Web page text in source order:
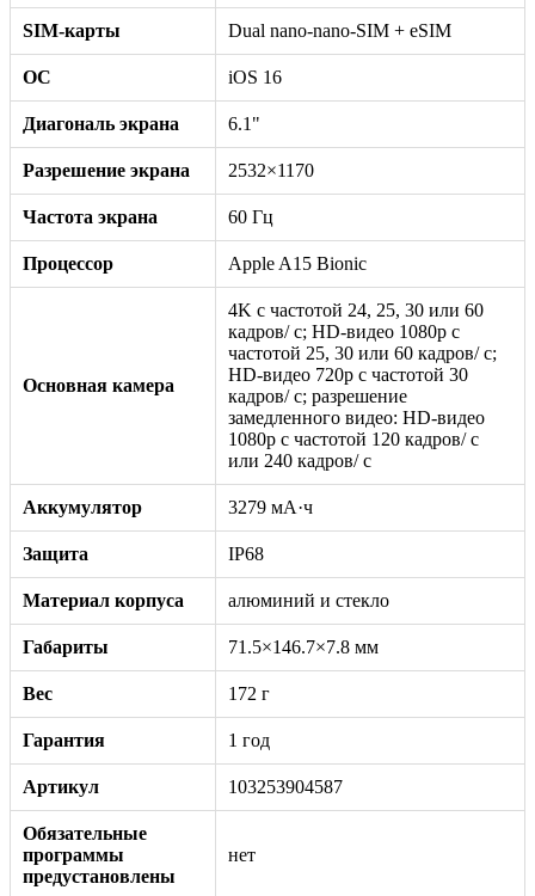
SIM-карты Dual nano-nano-SIM + eSIM
ОС iOS 16
Диагональ экрана 6.1"
Разрешение экрана 2532×1170
Частота экрана 60 Гц
Процессор Apple A15 Bionic
Основная камера
4K с частотой 24, 25, 30 или 60
кадров/ с; HD-видео 1080p с
частотой 25, 30 или 60 кадров/ с;
HD-видео 720p с частотой 30
кадров/ с; разрешение
замедленного видео: HD-видео
1080р c частотой 120 кадров/ с
или 240 кадров/ с
Аккумулятор 3279 мА·ч
Защита IP68
Материал корпуса алюминий и стекло
Габариты 71.5×146.7×7.8 мм
Вес 172 г
Гарантия 1 год
Артикул 103253904587
Обязательные
программы
предустановлены
нет